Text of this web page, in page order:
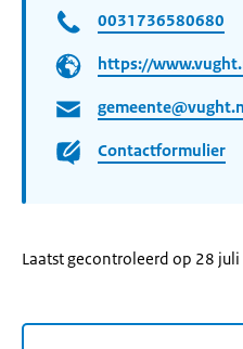
0031736580680
https://
gemeente@vught.nl
Contactformulier
Laatst gecontroleerd op 28